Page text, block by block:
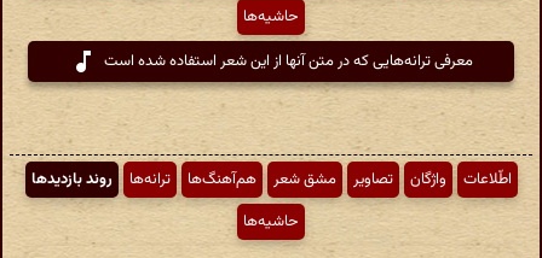
حاشیه‌ها
معرفی ترانه‌هایی که در متن آنها از این شعر استفاده شده است
اطّلاعات واژگان تصاویر مشق شعر هم‌آهنگ‌ها ترانه‌ها
روند بازدیدها
حاشیه‌ها